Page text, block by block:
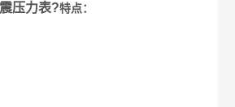
压力表?特点：